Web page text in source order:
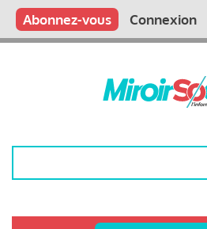
Aller
contenu
Main
Qui sommes nous ?
Vous publiez
Nous publions
Contactez-nous
Abonnez-vous Connexion